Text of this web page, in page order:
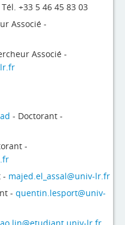
+33 5 46 45 83 03
Associé -
Associé -
- Doctorant -
-
- majed.el_assal@univ-lr.fr
- quentin.lesport@univ-
lr.fr